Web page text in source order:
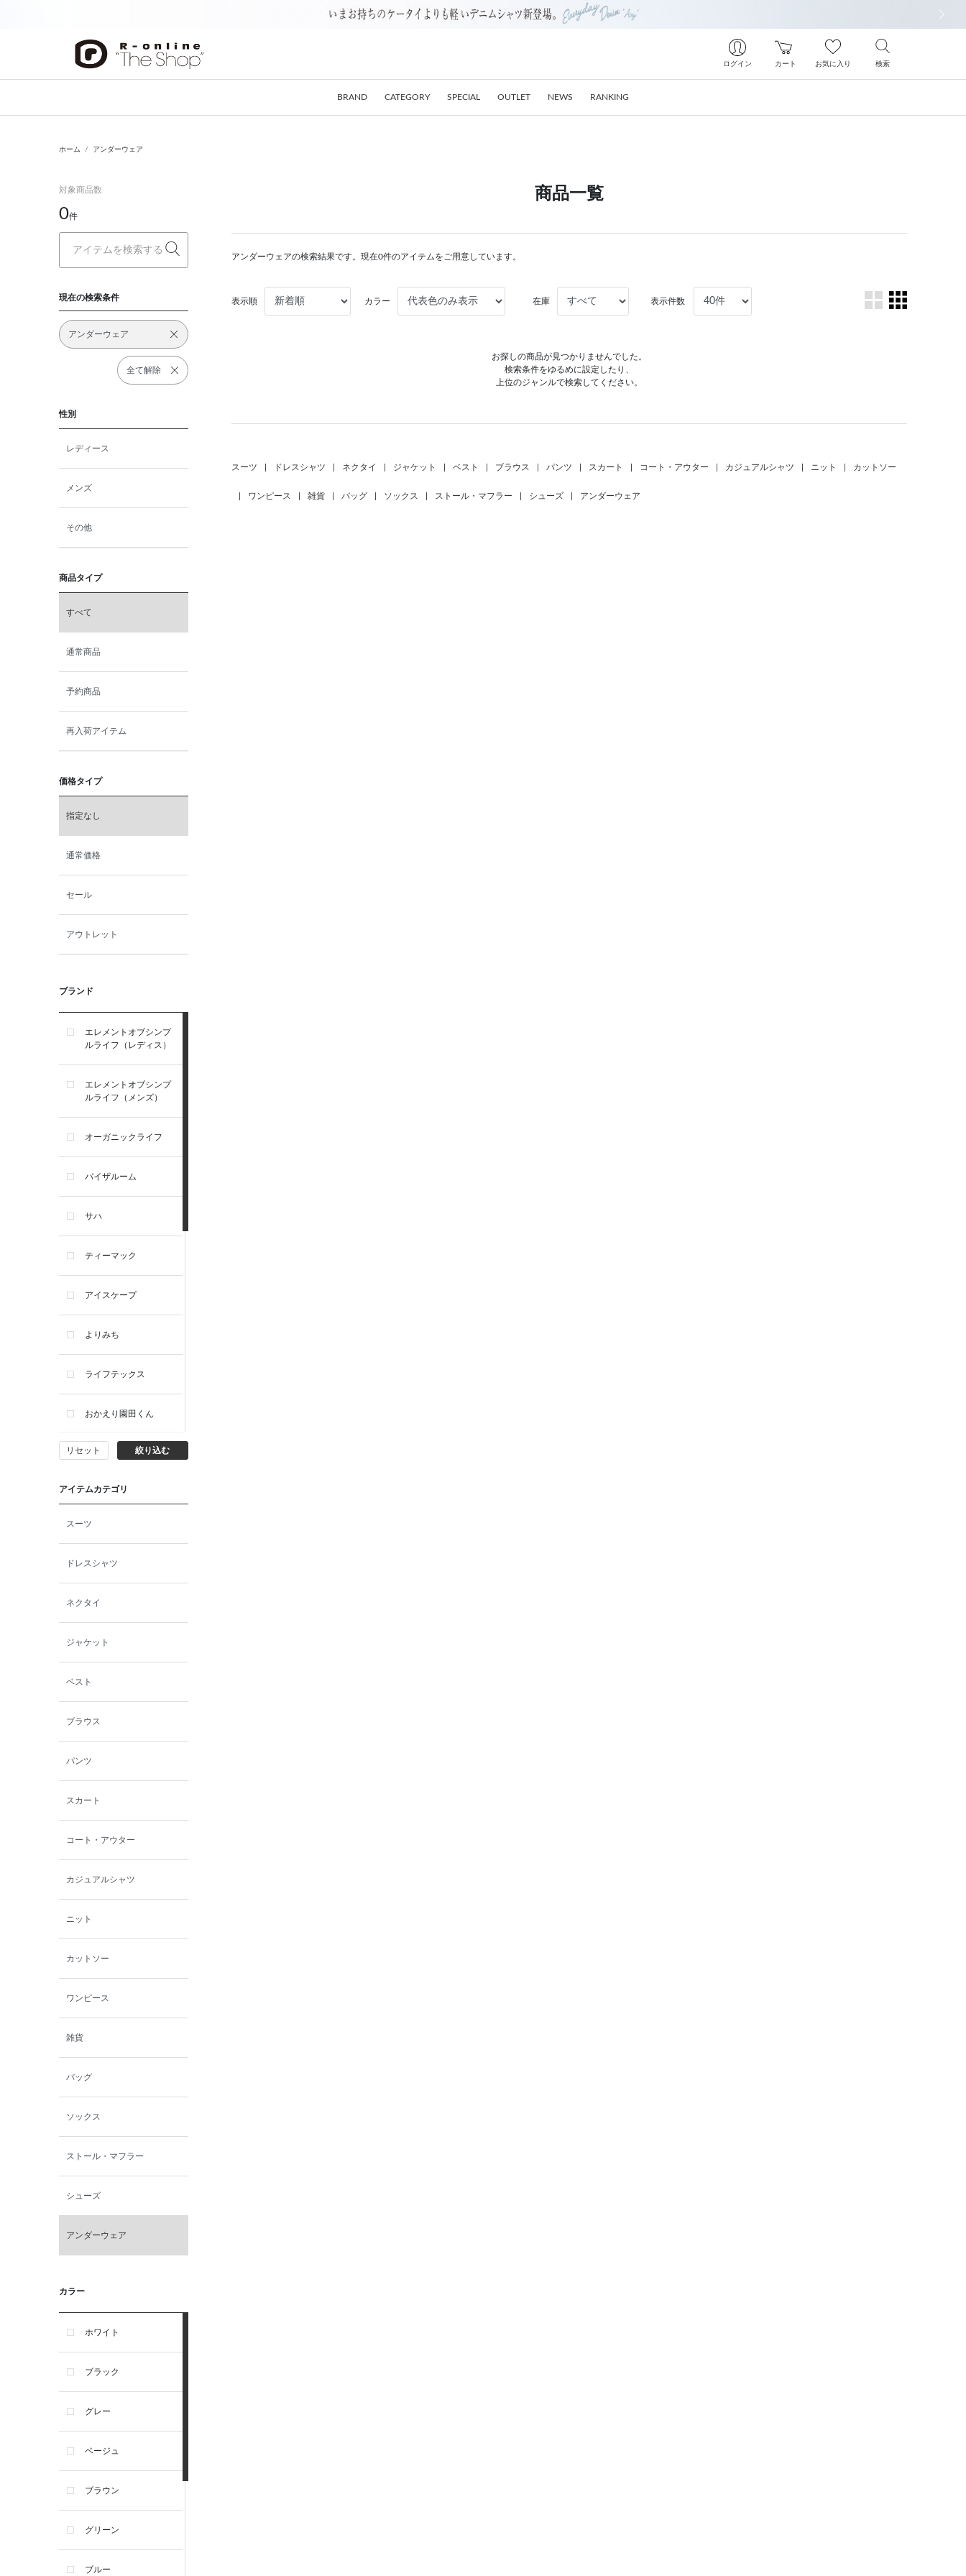
ログイン カート お気に入り 検索
BRAND CATEGORY SPECIAL OUTLET NEWS RANKING
ホーム アンダーウェア
対象商品数
0件
現在の検索条件
アンダーウェア
全て解除
性別
レディース
メンズ
その他
商品タイプ
すべて
通常商品
予約商品
再入荷アイテム
価格タイプ
指定なし
通常価格
セール
アウトレット
ブランド
エレメントオブシンプ
ルライフ（レディス）
エレメントオブシンプ
ルライフ（メンズ）
オーガニックライフ
バイザルーム
サハ
ティーマック
アイスケープ
よりみち
ライフテックス
おかえり園田くん
ビー・エー・ジー
イヴィスト
ン
西脇シリーズ
小泉革店
シャミー
パーソンズジーンズ
ファインデーション
ローズペッシュ / パル
モンド
リセット 絞り込む
アイテムカテゴリ
スーツ
ドレスシャツ
ネクタイ
ジャケット
ベスト
ブラウス
パンツ
スカート
コート・アウター
カジュアルシャツ
ニット
カットソー
ワンピース
雑貨
バッグ
ソックス
ストール・マフラー
シューズ
アンダーウェア
カラー
ホワイト
ブラック
グレー
ベージュ
ブラウン
グリーン
ブルー
商品一覧
アンダーウェアの検索結果です。現在0件のアイテムをご用意しています。
表示順 カラー 在庫 表示件数
お探しの商品が見つかりませんでした。
検索条件をゆるめに設定したり、
上位のジャンルで検索してください。
スーツ ドレスシャツ ネクタイ ジャケット ベスト ブラウス パンツ スカート コート・アウター カジュアルシャツ ニット カットソー
ワンピース 雑貨 バッグ ソックス ストール・マフラー シューズ アンダーウェア